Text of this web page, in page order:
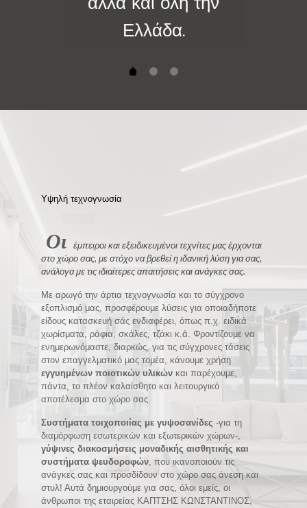
αλλά και όλη την
Ελλάδα.
Υψηλή τεχνογνωσία
Οι
έμπειροι και εξειδικευμένοι τεχνίτες μας έρχονται
στο χώρο σας, με στόχο να βρεθεί η ιδανική λύση για σας,
ανάλογα με τις ιδιαίτερες απαιτήσεις και ανάγκες σας.
Με αρωγό την άρτια τεχνογνωσία και το σύγχρονο
εξοπλισμό μας, προσφέρουμε λύσεις για οποιαδήποτε
είδους κατασκευή σάς ενδιαφέρει, όπως π.χ. ειδικά
χωρίσματα, ράφια, σκάλες, τζάκι κ.ά. Φροντίζουμε να
ενημερωνόμαστε, διαρκώς, για τις σύγχρονες τάσεις
στον επαγγελματικό μας τομέα, κάνουμε χρήση
εγγυημένων ποιοτικών υλικών και παρέχουμε,
πάντα, το πλέον καλαίσθητο και λειτουργικό
αποτέλεσμα στο χώρο σας.
Συστήματα τοιχοποιίας με γυψοσανίδες -για τη
διαμόρφωση εσωτερικών και εξωτερικών χώρων-,
γύψινες διακοσμήσεις μοναδικής αισθητικής και
συστήματα ψευδοροφών, που ικανοποιούν τις
ανάγκες σας και προσδίδουν στο χώρο σας άνεση και
στυλ! Αυτά δημιουργούμε για σας, όλοι εμείς, οι
άνθρωποι της εταιρείας ΚΑΠΤΣΗΣ ΚΩΝΣΤΑΝΤΙΝΟΣ,